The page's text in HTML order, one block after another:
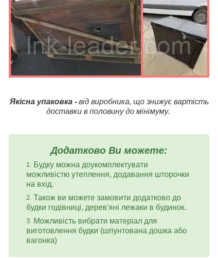
Якісна упаковка -від виробника, що знижує вартість
доставки в половину до мінімуму.
Додатково Ви можете:
Будку можна доукомплектувати
можливістю утеплення, додавання шторочки
на вхід.
Також ви можете замовити додатково до
будки годівниці, дерев'яні лежаки в будинок.
Можливість вибрати матеріал для
виготовлення будки (шпунтована дошка або
вагонка)